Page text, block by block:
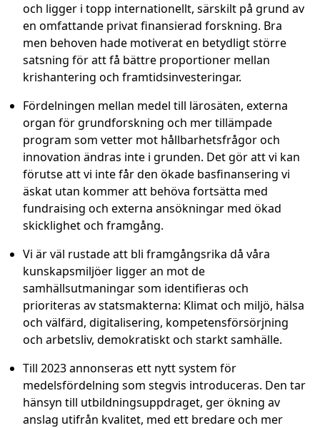
och ligger i topp internationellt, särskilt på grund av
en omfattande privat finansierad forskning. Bra
men behoven hade motiverat en betydligt större
satsning för att få bättre proportioner mellan
krishantering och framtidsinvesteringar.
Fördelningen mellan medel till lärosäten, externa
organ för grundforskning och mer tillämpade
program som vetter mot hållbarhetsfrågor och
innovation ändras inte i grunden. Det gör att vi kan
förutse att vi inte får den ökade basfinansering vi
äskat utan kommer att behöva fortsätta med
fundraising och externa ansökningar med ökad
skicklighet och framgång.
Vi är väl rustade att bli framgångsrika då våra
kunskapsmiljöer ligger an mot de
samhällsutmaningar som identifieras och
prioriteras av statsmakterna: Klimat och miljö, hälsa
och välfärd, digitalisering, kompetensförsörjning
och arbetsliv, demokratiskt och starkt samhälle.
Till 2023 annonseras ett nytt system för
medelsfördelning som stegvis introduceras. Den tar
hänsyn till utbildningsuppdraget, ger ökning av
anslag utifrån kvalitet, med ett bredare och mer